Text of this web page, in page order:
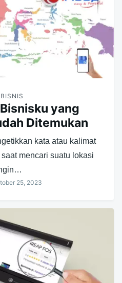
yang
Ditemukan
kata atau kalimat
mencari suatu lokasi
25, 2023